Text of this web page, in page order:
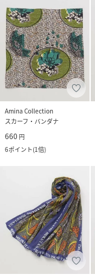
Amina Collection
スカーフ・バンダナ
660 円
6ポイント(1倍)